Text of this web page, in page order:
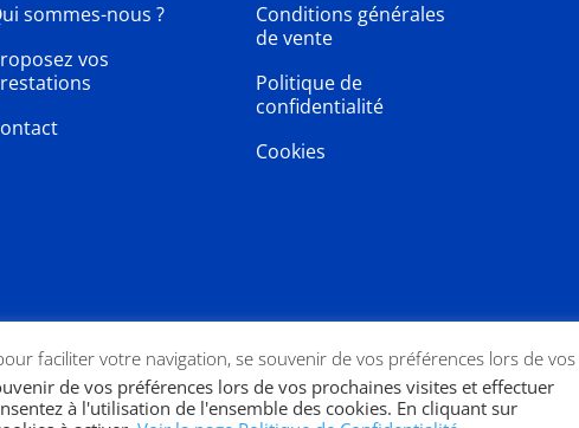
sommes-nous ?
vos
Conditions générales
de vente
Politique de
confidentialité
Cookies
faciliter votre navigation, se souvenir de vos préférences lors de
de vos préférences lors de vos prochaines visites et effectuer
à l'utilisation de l'ensemble des cookies. En cliquant sur